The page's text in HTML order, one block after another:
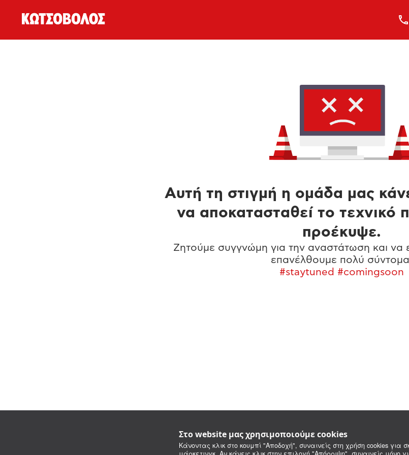
Στο website μας χρησιμοποιούμε cookies
Κάνοντας κλικ στο κουμπί "Αποδοχή", συναινείς στη χρήση cookies για
Αυτή τη στιγμή η ομάδα μας
να αποκατασταθεί το τεχνικό
προέκυψε.
Ζητούμε συγγνώμη για την αναστάτωση και να
επανέλθουμε πολύ
#staytuned #comingsoon